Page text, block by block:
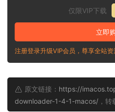
仅限VIP下载
立即
注册登录升级VIP会员，尊享全站
原文链接： https://
downloader-1-4-1-macos/ ，转